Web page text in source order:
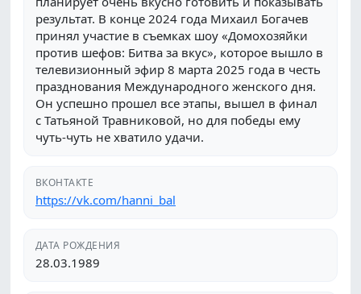
результат. В конце 2024 года Михаил Богачев
принял участие в съемках шоу «Домохозяйки
против шефов: Битва за вкус», которое вышло в
телевизионный эфир 8 марта 2025 года в честь
празднования Международного женского дня.
Он успешно прошел все этапы, вышел в финал
с Татьяной Травниковой, но для победы ему
чуть-чуть не хватило удачи.
ВКОНТАКТЕ
https://vk.com/hanni_bal
ДАТА РОЖДЕНИЯ
28.03.1989